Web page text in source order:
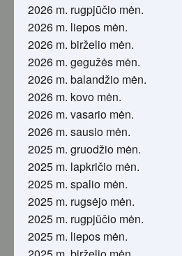
2026 m. rugpjūčio mėn.
2026 m. liepos mėn.
2026 m. birželio mėn.
2026 m. gegužės mėn.
2026 m. balandžio mėn.
2026 m. kovo mėn.
2026 m. vasario mėn.
2026 m. sausio mėn.
2025 m. gruodžio mėn.
2025 m. lapkričio mėn.
2025 m. spalio mėn.
2025 m. rugsėjo mėn.
2025 m. rugpjūčio mėn.
2025 m. liepos mėn.